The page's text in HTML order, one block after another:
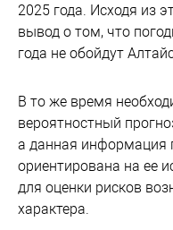
2025 года. Исходя из
вывод о том, что
года не обойдут
В то же время
вероятностный
а данная информация
ориентирована на ее
для оценки рисков
характера.